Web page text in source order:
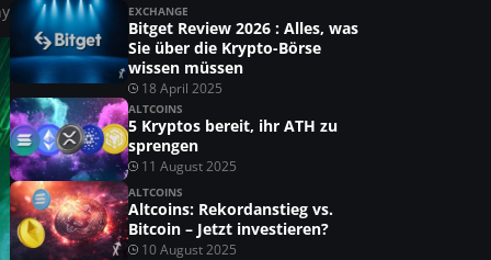
EXCHANGE
Bitget Review 2026 : Alles, was
Sie über die Krypto-Börse
wissen müssen
18 April 2025
ALTCOINS
5 Kryptos bereit, ihr ATH zu
sprengen
11 August 2025
ALTCOINS
Altcoins: Rekordanstieg vs.
Bitcoin – Jetzt investieren?
10 August 2025